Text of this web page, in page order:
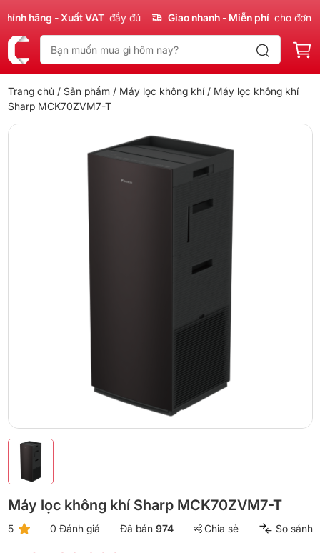
hãng - Xuất VAT đầy đủ Giao nhanh - Miễn phí cho đơn
Trang chủ / Sản phẩm / Máy lọc không khí/ Máy lọc không khí
Sharp MCK70ZVM7-T
Máy lọc không khí Sharp MCK70ZVM7-T
5 0 Đánh giá Đã bán 974 Chia sẻ So sánh